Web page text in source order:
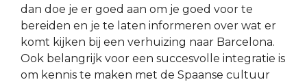
dan doe je er goed aan om je goed voor te
bereiden en je te laten informeren over wat er
komt kijken bij een verhuizing naar Barcelona.
Ook belangrijk voor een succesvolle integratie is
om kennis te maken met de Spaanse cultuur